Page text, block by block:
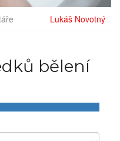
Lukáš Novotný
bělení